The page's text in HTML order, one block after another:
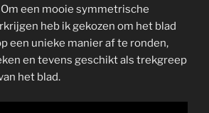
een mooie symmetrische
heb ik gekozen om het blad
een unieke manier af te ronden,
en tevens geschikt als trekgreep
het blad.